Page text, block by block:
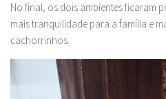
No final, os dois ambientes ficaram
mais tranquilidade para a família e
cachorrinhos.